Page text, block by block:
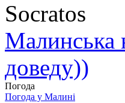
Socratos
Малинська
доведу))
Погода
Погода у Малині